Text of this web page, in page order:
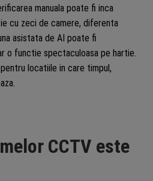
manuala poate fi inca
cu zeci de camere, diferenta
asistata de AI poate fi
o functie spectaculoasa pe hartie.
locatiile in care timpul,
CCTV este